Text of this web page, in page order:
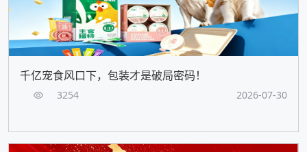
千亿宠食风口下，包装才是破局密码！
3254 2026-07-30